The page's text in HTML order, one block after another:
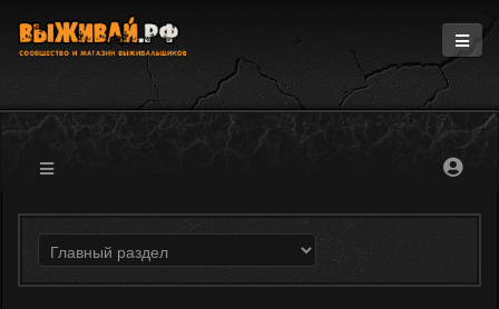
Информация
Магазин
Форум